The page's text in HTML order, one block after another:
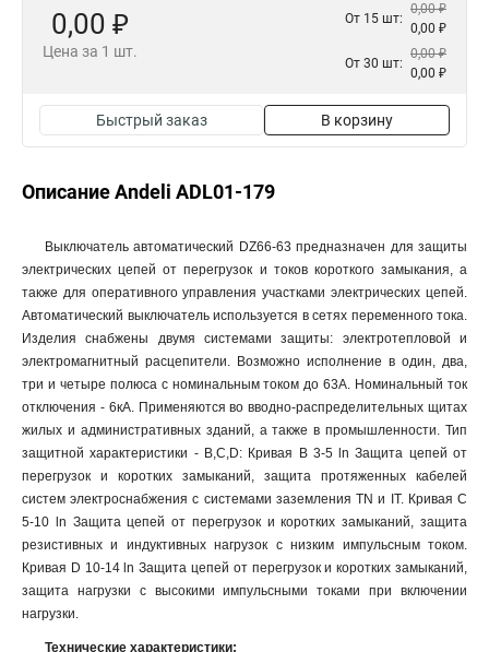
0,00 ₽
Цена за 1 шт.
От 15 шт:
0,00 ₽
0,00 ₽
От 30 шт:
0,00 ₽
0,00 ₽
Быстрый заказ В корзину
Описание Andeli ADL01-179
Выключатель автоматический DZ66-63 предназначен для защиты
электрических цепей от перегрузок и токов короткого замыкания, а
также для оперативного управления участками электрических цепей.
Автоматический выключатель используется в сетях переменного тока.
Изделия снабжены двумя системами защиты: электротепловой и
электромагнитный расцепители. Возможно исполнение в один, два,
три и четыре полюса с номинальным током до 63А. Номинальный ток
отключения - 6кА. Применяются во вводно-распределительных щитах
жилых и административных зданий, а также в промышленности. Тип
защитной характеристики - B,C,D: Кривая В 3-5 ln Защита цепей от
перегрузок и коротких замыканий, защита протяженных кабелей
систем электроснабжения с системами заземления TN и IT. Кривая С
5-10 ln Защита цепей от перегрузок и коротких замыканий, защита
резистивных и индуктивных нагрузок с низким импульсным током.
Кривая D 10-14 ln Защита цепей от перегрузок и коротких замыканий,
защита нагрузки с высокими импульсными токами при включении
нагрузки.
Технические характеристики: